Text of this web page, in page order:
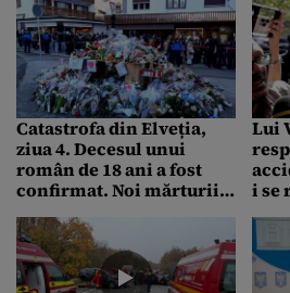
abuzate
Catastrofa din Elveția,
ziua 4. Decesul unui
român de 18 ani a fost
confirmat. Noi mărturii
angajată a barului din
stațiune
Lui
i se